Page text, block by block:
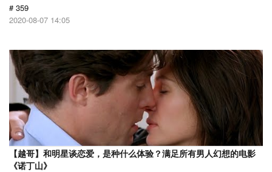
# 359
2020-08-07 14:05
【越哥】和明星谈恋爱，是种什么体验？满足所有男人幻想的电影
《诺丁山》